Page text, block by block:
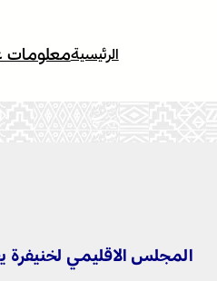
الرئيسيةمعلومات
المجلس الاقليمي لخنيفرة